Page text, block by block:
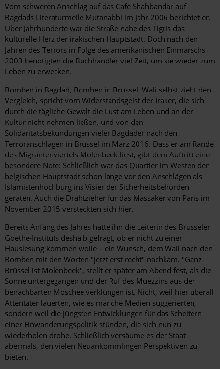
Vom schweren Anschlag auf das Café Shahbandar auf
Bagdads Literaturmeile Mutanabbi im Jahr 2006 berichtet er.
Über Jahrhunderte war die Straße nahe des Tigris das
kulturelle Herz der irakischen Hauptstadt. Doch nach den
Jahren des Terrors in Folge des amerikanischen Einmarschs
2003 benötigten die Buchhändler viel Zeit, um sie wieder zum
Leben zu erwecken.
Bomben in Bagdad, Bomben in Brüssel. Wali selbst zieht den
Vergleich, spricht vom Widerstandsgeist der Iraker, die sich
durch die tägliche Gewalt die Lust am Leben und an der
Kultur nicht nehmen ließen, und von den
Solidaritätsbekundungen vieler Bagdader nach den
Terroranschlägen in Brüssel im März 2016. Dass er am Rande
des Migrantenviertels Molenbeek liest, gibt dem Auftritt eine
besondere Note: Schließlich war das Quartier im Westen der
belgischen Hauptstadt schon lange vor den Anschlägen als
Islamistenhochburg ins Visier der Sicherheitsbehörden
geraten. Auch die Drahtzieher für das Massaker von Paris im
November 2015 versteckten sich hier.
Bereits Anfang des Jahres hatte ihn die Leiterin des Brüsseler
Goethe-Instituts deshalb gefragt, ob er nicht zu einer
Hauslesung kommen wolle – ein Wunsch, dem Wali nach den
Bomben mit den Worten "jetzt erst recht" nachkam. "Ganz
Brüssel ist Molenbeek", stellt er später am Abend fest, als die
Sonne untergegangen und der Ruf des Muezzins aus der
benachbarten Moschee verklungen ist. Nicht, weil hier überall
Attentäter lauerten, wie es manche Medien suggerierten,
sondern weil die jüngsten Entwicklungen für das Scheitern
einer Einwanderungspolitik stünden, die sich nun zu
wiederholen drohe. Schließlich versäume es der Staat
abermals, den vielen Neuankömmlingen Perspektiven zu
bieten.